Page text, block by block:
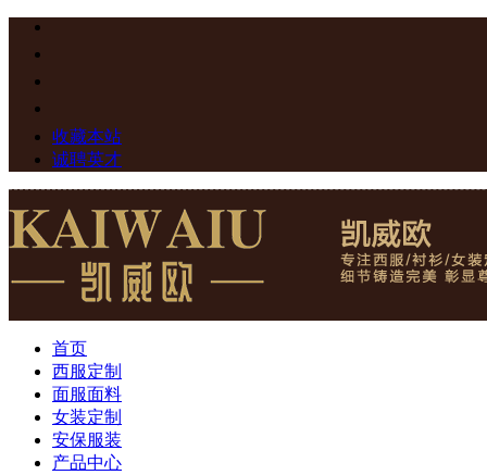
收藏本站
诚聘英才
首页
西服定制
面服面料
女装定制
安保服装
产品中心